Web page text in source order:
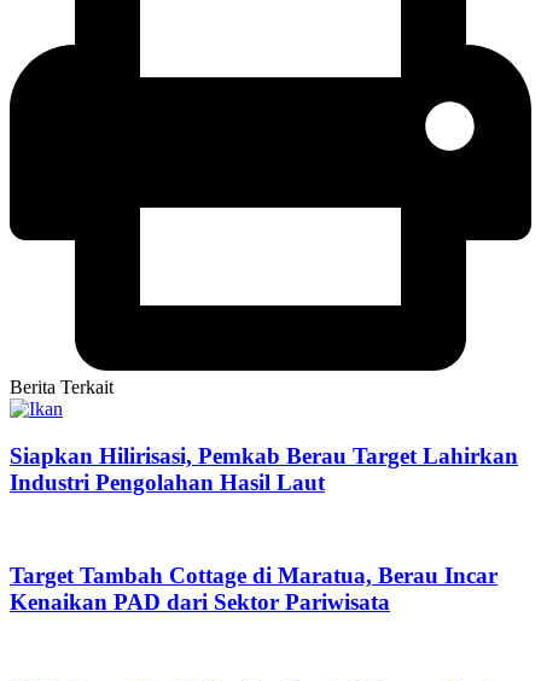
Berita Terkait
Siapkan Hilirisasi, Pemkab Berau Target Lahirkan
Industri Pengolahan Hasil Laut
Target Tambah Cottage di Maratua, Berau Incar
Kenaikan PAD dari Sektor Pariwisata